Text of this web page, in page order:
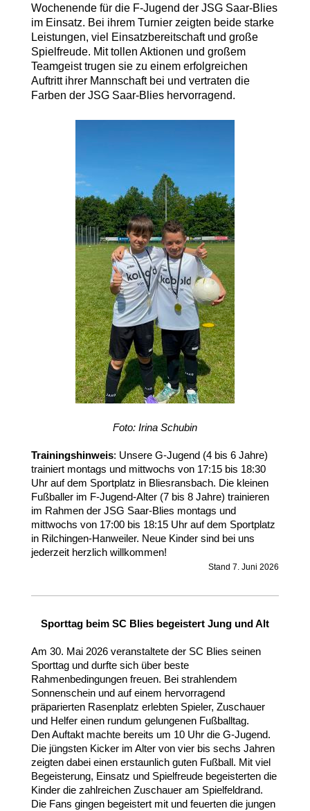
Wochenende für die F-Jugend der JSG Saar-Blies
im Einsatz. Bei ihrem Turnier zeigten beide starke
Leistungen, viel Einsatzbereitschaft und große
Spielfreude. Mit tollen Aktionen und großem
Teamgeist trugen sie zu einem erfolgreichen
Auftritt ihrer Mannschaft bei und vertraten die
Farben der JSG Saar-Blies hervorragend.
Foto: Irina Schubin
Trainingshinweis: Unsere G-Jugend (4 bis 6 Jahre)
trainiert montags und mittwochs von 17:15 bis 18:30
Uhr auf dem Sportplatz in Bliesransbach. Die kleinen
Fußballer im F-Jugend-Alter (7 bis 8 Jahre) trainieren
im Rahmen der JSG Saar-Blies montags und
mittwochs von 17:00 bis 18:15 Uhr auf dem Sportplatz
in Rilchingen-Hanweiler. Neue Kinder sind bei uns
jederzeit herzlich willkommen!
Stand 7. Juni 2026
Sporttag beim SC Blies begeistert Jung und Alt
Am 30. Mai 2026 veranstaltete der SC Blies seinen
Sporttag und durfte sich über beste
Rahmenbedingungen freuen. Bei strahlendem
Sonnenschein und auf einem hervorragend
präparierten Rasenplatz erlebten Spieler, Zuschauer
und Helfer einen rundum gelungenen Fußballtag.
Den Auftakt machte bereits um 10 Uhr die G-Jugend.
Die jüngsten Kicker im Alter von vier bis sechs Jahren
zeigten dabei einen erstaunlich guten Fußball. Mit viel
Begeisterung, Einsatz und Spielfreude begeisterten die
Kinder die zahlreichen Zuschauer am Spielfeldrand.
Die Fans gingen begeistert mit und feuerten die jungen